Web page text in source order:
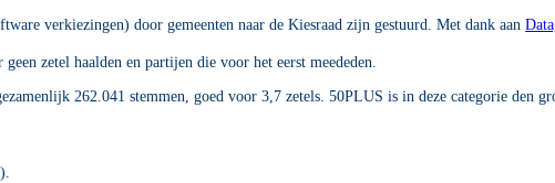
verkiezingen) door gemeenten naar de Kiesraad zijn gestuurd. Met dank aan
zetel haalden en partijen die voor het eerst meededen.
262.041 stemmen, goed voor 3,7 zetels. 50PLUS is in deze categorie den